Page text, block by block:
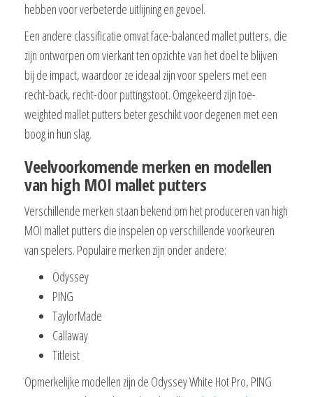
hebben voor verbeterde uitlijning en gevoel.
Een andere classificatie omvat face-balanced mallet putters, die
zijn ontworpen om vierkant ten opzichte van het doel te blijven
bij de impact, waardoor ze ideaal zijn voor spelers met een
recht-back, recht-door puttingstoot. Omgekeerd zijn toe-
weighted mallet putters beter geschikt voor degenen met een
boog in hun slag.
Veelvoorkomende merken en modellen
van high MOI mallet putters
Verschillende merken staan bekend om het produceren van high
MOI mallet putters die inspelen op verschillende voorkeuren
van spelers. Populaire merken zijn onder andere:
Odyssey
PING
TaylorMade
Callaway
Titleist
Opmerkelijke modellen zijn de Odyssey White Hot Pro, PING